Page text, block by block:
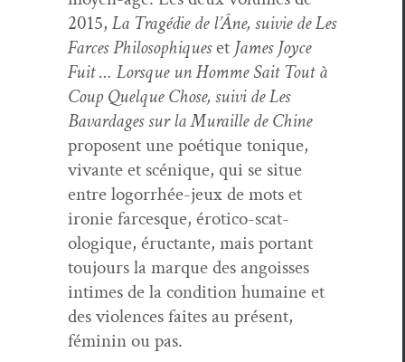
2015, La Tragédie de l’Âne, suiv­ie de Les
Farces Philosophiqueset James Joyce
Fuit … Lorsque un Homme Sait Tout à
Coup Quelque Chose, suivi de Les
Bavardages sur la Muraille de Chine
pro­posent une poé­tique tonique,
vivante et scénique, qui se situe
entre log­or­rhée-jeux de mots et
ironie farcesque, éroti­co-scat­
ologique, éruc­tante, mais por­tant
tou­jours la mar­que des angoiss­es
intimes de la con­di­tion humaine et
des vio­lences faites au présent,
féminin ou pas.